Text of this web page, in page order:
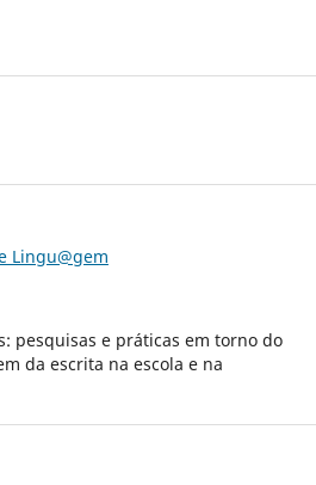
Lingu@gem
pesquisas e práticas em torno do
da escrita na escola e na